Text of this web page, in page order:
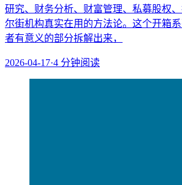
研究、财务分析、财富管理、私募股权
尔街机构真实在用的方法论。这个开箱
者有意义的部分拆解出来，
2026-04-17·4 分钟阅读